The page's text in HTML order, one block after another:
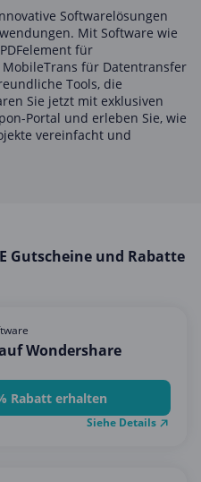
Softwarelösungen
Mit Software wie
für
für Datentransfer
Tools, die
Sie jetzt mit exklusiven
Portal und erleben Sie, wie
vereinfacht und
Gutscheine und Rabatte
Wondershare
Rabatt erhalten
Siehe Details